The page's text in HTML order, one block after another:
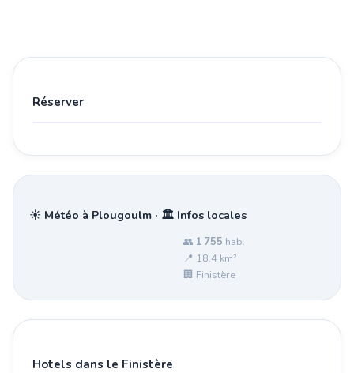
Réserver
☀️ Météo à Plougoulm · 🏛️ Infos locales
👥 1 755 hab.
📍 18.4 km²
🏢 Finistère
Hotels dans le Finistère